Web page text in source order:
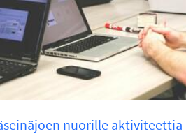
nuorille aktiviteettia